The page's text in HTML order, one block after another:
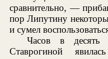
сравнительно, —
пор Липутину
и сумел
Часов в
Ставрогиной